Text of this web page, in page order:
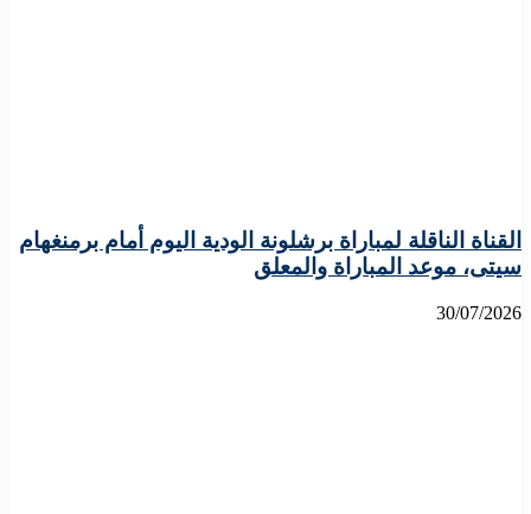
القناة الناقلة لمباراة برشلونة الودية اليوم أمام برمنغهام
سيتى، موعد المباراة والمعلق
30/07/2026